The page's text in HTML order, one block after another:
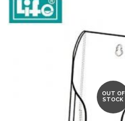
OUT OF
STOCK